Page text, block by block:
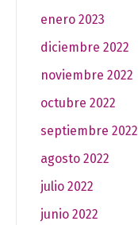
enero 2023
diciembre 2022
noviembre 2022
octubre 2022
septiembre 2022
agosto 2022
julio 2022
junio 2022